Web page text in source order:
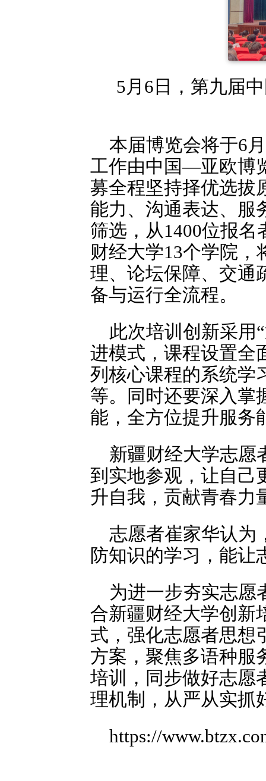
5月6日，第九届
本届博览会将于6
工作由中国—亚欧博
募全程坚持择优选拔
能力、沟通表达、服
筛选，从1400位报
财经大学13个学院，
理、论坛保障、交通
备与运行全流程。
此次培训创新采
进模式，课程设置全
列核心课程的系统
等。同时还要深入掌
能，全方位提升服务
新疆财经大学志愿
到实地参观，让自己
升自我，贡献青春力
志愿者崔家华认为
防知识的学习，能让
为进一步夯实志
合新疆财经大学创新
式，强化志愿者思想
方案，聚焦多语种服
培训，同步做好志愿
理机制，从严从实抓
https://